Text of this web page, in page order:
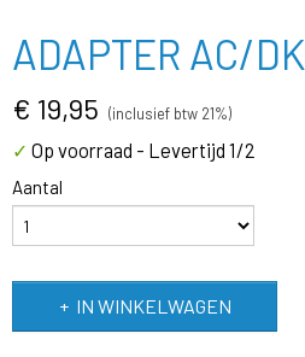
ADAPTER AC/DK
€ 19,95 (inclusief btw 21%)
✓ Op voorraad - Levertijd 1/2
Aantal
IN WINKELWAGEN